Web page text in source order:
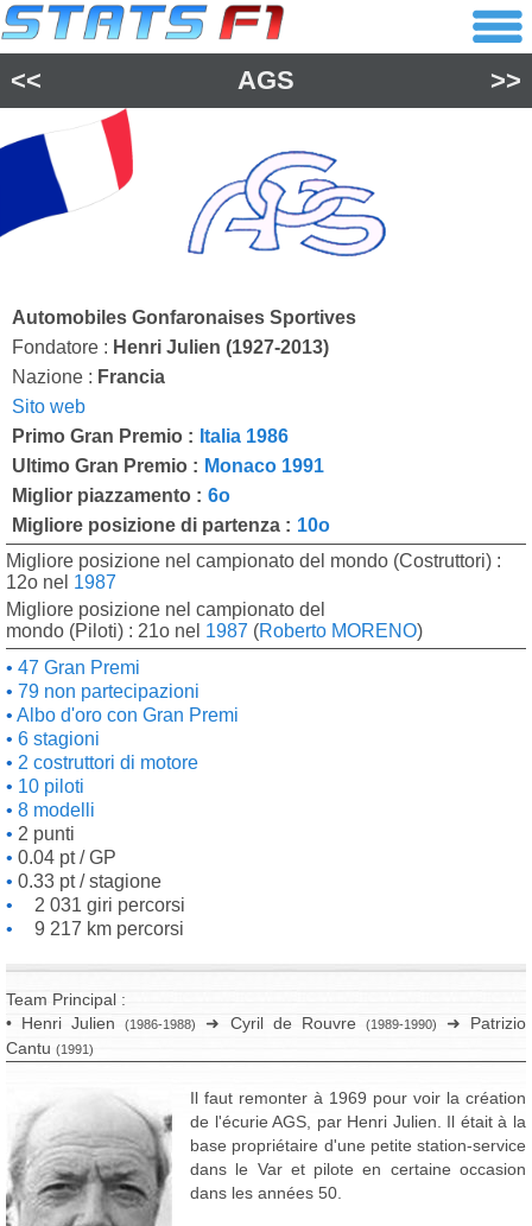
<< AGS >>
Automobiles Gonfaronaises Sportives
Fondatore : Henri Julien (1927-2013)
Nazione : Francia
Sito web
Primo Gran Premio : Italia 1986
Ultimo Gran Premio : Monaco 1991
Miglior piazzamento : 6o
Migliore posizione di partenza : 10o
Migliore posizione nel campionato del mondo (Costruttori) :
12o nel 1987
Migliore posizione nel campionato del
mondo (Piloti) : 21o nel 1987 (Roberto MORENO)
47 Gran Premi
79 non partecipazioni
Albo d'oro con Gran Premi
6 stagioni
2 costruttori di motore
10 piloti
8 modelli
2 punti
0.04 pt / GP
0.33 pt / stagione
2 031 giri percorsi
9 217 km percorsi
Team Principal :
• Henri Julien(1986-1988) ➜ Cyril de Rouvre (1989-1990)
➜ Patrizio
Cantu (1991)
Il faut remonter à 1969 pour voir la création
de l'écurie AGS, par Henri Julien. Il était à la
base propriétaire d'une petite station-service
dans le Var et pilote en certaine occasion
dans les années 50.